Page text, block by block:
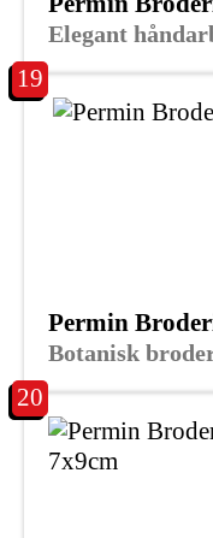
Elegant
19
Botanisk
Permin
20